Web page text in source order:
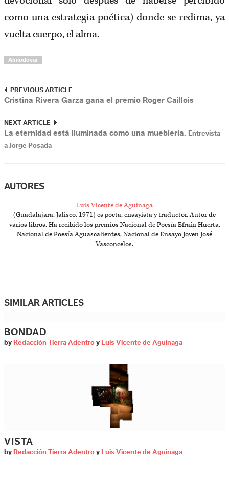
como una estrategia poética) donde se redima, ya
vuelta cuerpo, el alma.
Almodovar
PREVIOUS ARTICLE
Cristina Rivera Garza gana el premio Roger Caillois
NEXT ARTICLE
La eternidad está iluminada como una mueblería. Entrevista
a Jorge Posada
AUTORES
Luis Vicente de Aguinaga
(Guadalajara, Jalisco, 1971) es poeta, ensayista y traductor. Autor de
varios libros. Ha recibido los premios Nacional de Poesía Efraín Huerta,
Nacional de Poesía Aguascalientes, Nacional de Ensayo Joven José
Vasconcelos.
SIMILAR ARTICLES
BONDAD
by Redacción Tierra Adentro y Luis Vicente de Aguinaga
VISTA
by Redacción Tierra Adentro y Luis Vicente de Aguinaga